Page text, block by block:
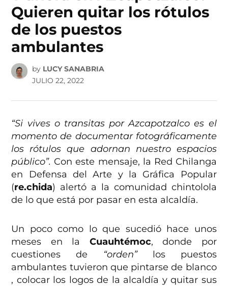
Quieren quitar los rótulos
de los puestos
ambulantes
by LUCY SANABRIA
JULIO 22, 2022
“Si vives o transitas por Azcapotzalco es el
momento de documentar fotográficamente
los rótulos que adornan nuestro espacios
público”. Con este mensaje, la Red Chilanga
en Defensa del Arte y la Gráfica Popular
(re.chida) alertó a la comunidad chintolola
de lo que está por pasar en esta alcaldía.
Un poco como lo que sucedió hace unos
meses en la
Cuauhtémoc, donde por
cuestiones de
“orden”los puestos
ambulantes tuvieron que pintarse de blanco
, colocar los logos de la alcaldía y quitar sus